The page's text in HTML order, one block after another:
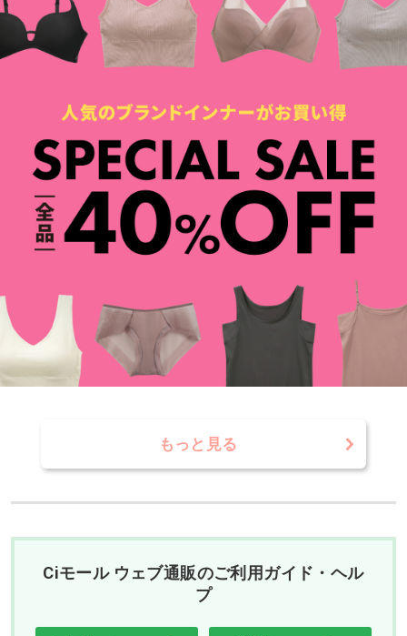
もっと見る
Ciモール ウェブ通販のご利用ガイド・ヘル
プ